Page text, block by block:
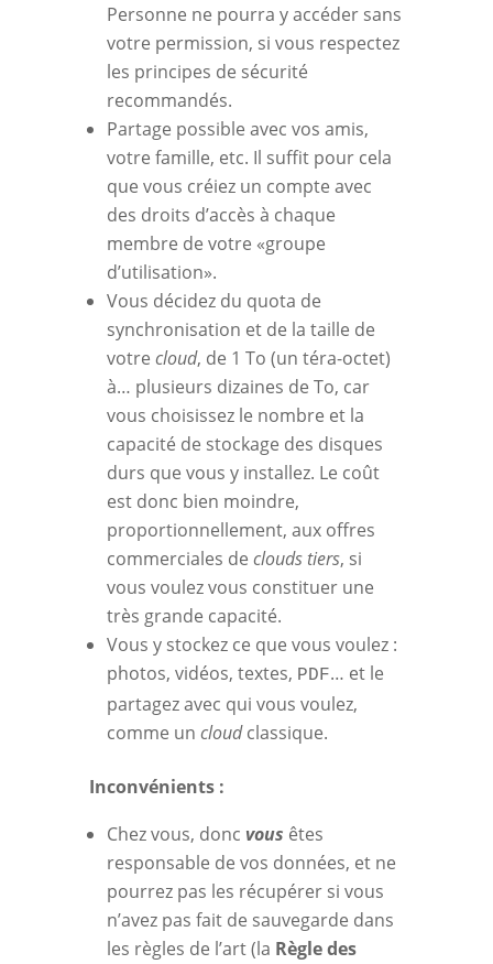
Personne ne pourra y accéder sans
votre permission, si vous respectez
les principes de sécurité
recommandés.
Partage possible avec vos amis,
votre famille, etc. Il suffit pour cela
que vous créiez un compte avec
des droits d’accès à chaque
membre de votre «groupe
d’utilisation».
Vous décidez du quota de
synchronisation et de la taille de
votre cloud, de 1 To (un téra-octet)
à… plusieurs dizaines de To, car
vous choisissez le nombre et la
capacité de stockage des disques
durs que vous y installez. Le coût
est donc bien moindre,
proportionnellement, aux offres
commerciales de clouds tiers, si
vous voulez vous constituer une
très grande capacité.
Vous y stockez ce que vous voulez :
photos, vidéos, textes, PDF… et le
partagez avec qui vous voulez,
comme un cloudclassique.
Inconvénients :
Chez vous, donc vous êtes
responsable de vos données, et ne
pourrez pas les récupérer si vous
n’avez pas fait de sauvegarde dans
les règles de l’art (la Règle des